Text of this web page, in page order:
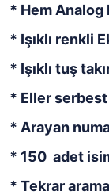
* Hem Analog
* Işıklı renkli
* Işıklı tuş
* Eller
* Arayan
* 150 adet
* Tekrar